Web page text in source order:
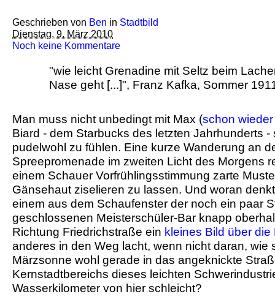
Geschrieben von Ben in Stadtbild
Dienstag, 9. März 2010
Noch keine Kommentare
"wie leicht Grenadine mit Seltz beim
Nase geht [...]", Franz Kafka, Sommer
Man muss nicht unbedingt mit Max (schon
Biard - dem Starbucks des letzten Jahrhunderts -
pudelwohl zu fühlen. Eine kurze Wanderung an
Spreepromenade im zweiten Licht des Morgens
einem Schauer Vorfrühlingsstimmung zarte
Gänsehaut ziselieren zu lassen. Und woran
einem aus dem Schaufenster der noch ein paar
geschlossenen Meisterschüler-Bar knapp
Richtung Friedrichstraße ein kleines Bild über die
anderes in den Weg lacht, wenn nicht daran, wie
Märzsonne wohl gerade in das angeknickte
Kernstadtbereichs dieses leichten
Wasserkilometer von hier schleicht?